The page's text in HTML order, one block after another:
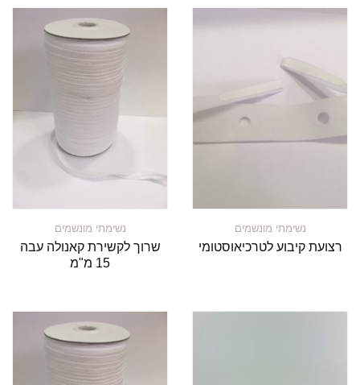
נשימתי מונשמים
רצועת קיבוע לטרכיאוסטומי
נשימתי מונשמים
שרוך לקשירת קאנולה עבה
15 מ"מ